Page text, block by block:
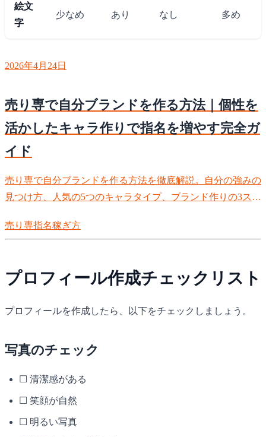
絵文
字
少なめ あり なし 多め
2026年4月24日
売り専で自分ブランドを作る方法｜個性を
活かしたキャラ作りで指名を増やす完全ガ
イド
売り専で自分ブランドを作る方法を徹底解説。自分の強みの
見つけ方、人気の5つのキャラタイプ、ブランド作りの3ステ
増やす完全ガイドです。
売り専指名稼ぎ方
プロフィール作成チェックリスト
プロフィールを作成したら、以下をチェックしましょう。
写真のチェック
☐ 清潔感がある
☐ 笑顔が自然
☐ 明るい写真